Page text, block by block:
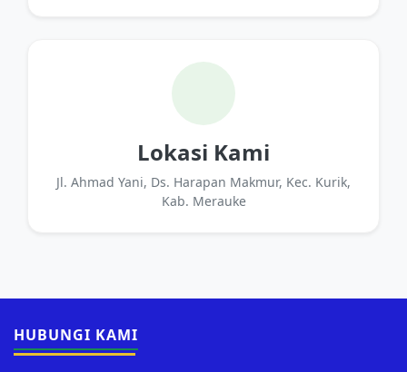
Lokasi Kami
Jl. Ahmad Yani, Ds. Harapan Makmur, Kec. Kurik,
Kab. Merauke
HUBUNGI KAMI